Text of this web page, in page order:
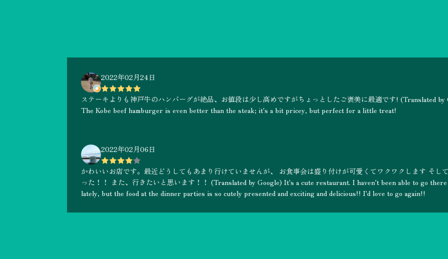
2022年02月24日
ステーキよりも神戸牛のハンバーグが絶品、お値段は少し高めですがちょっとしたご褒美に最適です! (Translated by
The Kobe beef hamburger is even better than the steak; it's a bit pricey, but perfect for a little treat!
2022年02月06日
かわいいお店です。最近どうしてもあまり行けていませんが、 お食事会は盛り付けが可愛くてワクワクします そし
った！！ また、行きたいと思います！！ (Translated by Google) It's a cute restaurant. I haven't been able to go
lately, but the food at the dinner parties is so cutely presented and exciting and delicious!! I'd love to go again!!